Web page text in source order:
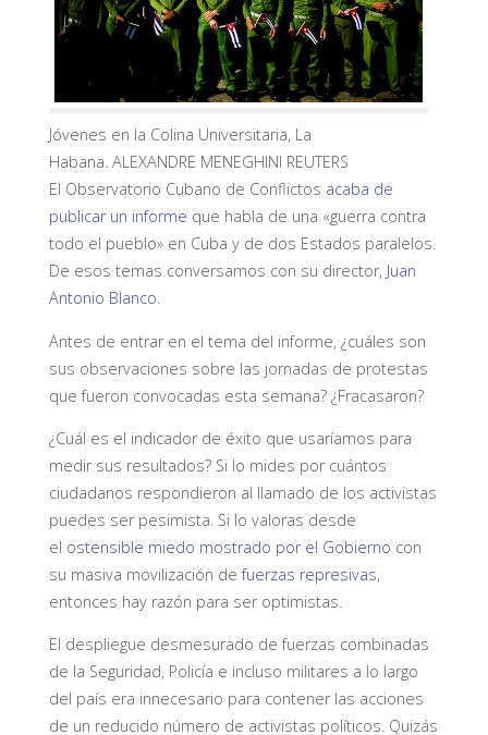
Jóvenes en la Colina Universitaria, La
Habana. ALEXANDRE MENEGHINI REUTERS
El Observatorio Cubano de Conflictos acaba de
publicar un informe que habla de una «guerra contra
todo el pueblo» en Cuba y de dos Estados paralelos.
De esos temas conversamos con su director, Juan
Antonio Blanco.
Antes de entrar en el tema del informe, ¿cuáles son
sus observaciones sobre las jornadas de protestas
que fueron convocadas esta semana? ¿Fracasaron?
¿Cuál es el indicador de éxito que usaríamos para
medir sus resultados? Si lo mides por cuántos
ciudadanos respondieron al llamado de los activistas
puedes ser pesimista. Si lo valoras desde
el ostensible miedo mostrado por el Gobierno con
su masiva movilización defuerzas represivas,
entonces hay razón para ser optimistas.
El despliegue desmesurado de fuerzas combinadas
de la Seguridad, Policía e incluso militares a lo largo
del país era innecesario para contener las acciones
de un reducido número de activistas políticos. Quizás